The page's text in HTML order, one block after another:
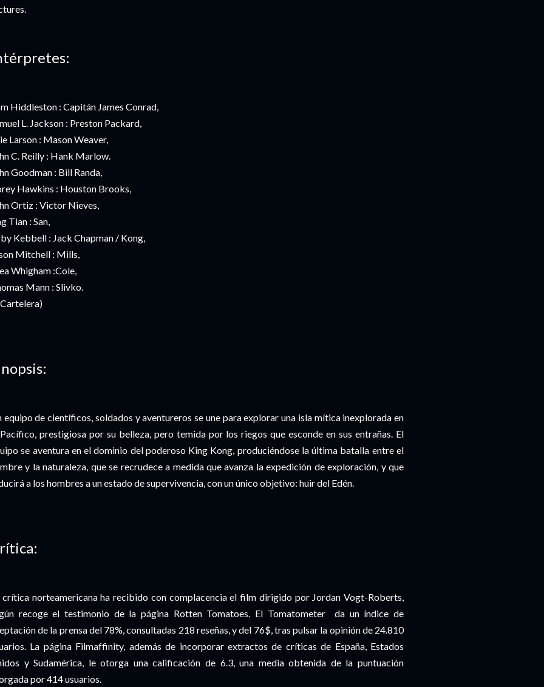
Hiddleston : Capitán James Conrad,
L. Jackson : Preston Packard,
Larson : Mason Weaver,
C. Reilly : Hank Marlow.
Goodman : Bill Randa,
Hawkins : Houston Brooks,
Ortiz : Victor Nieves,
Tian : San,
Kebbell : Jack Chapman / Kong,
Mitchell : Mills,
Whigham :Cole,
Mann : Slivko.
equipo de científicos, soldados y aventureros se une para explorar una isla mítica inexplorada en
prestigiosa por su belleza, pero temida por los riegos que esconde en sus entrañas. El
se aventura en el dominio del poderoso King Kong, produciéndose la última batalla entre el
y la naturaleza, que se recrudece a medida que avanza la expedición de exploración, y que
a los hombres a un estado de supervivencia, con un único objetivo: huir del Edén.
crítica norteamericana ha recibido con complacencia el film dirigido por Jordan Vogt-Roberts,
recoge el testimonio de la página Rotten Tomatoes. El Tomatometer da un índice de
de la prensa del 78%, consultadas 218 reseñas, y del 76$, tras pulsar la opinión de 24.810
La página Filmaffinity, además de incorporar extractos de críticas de España, Estados
y Sudamérica, le otorga una calificación de 6.3, una media obtenida de la puntuación
por 414 usuarios.